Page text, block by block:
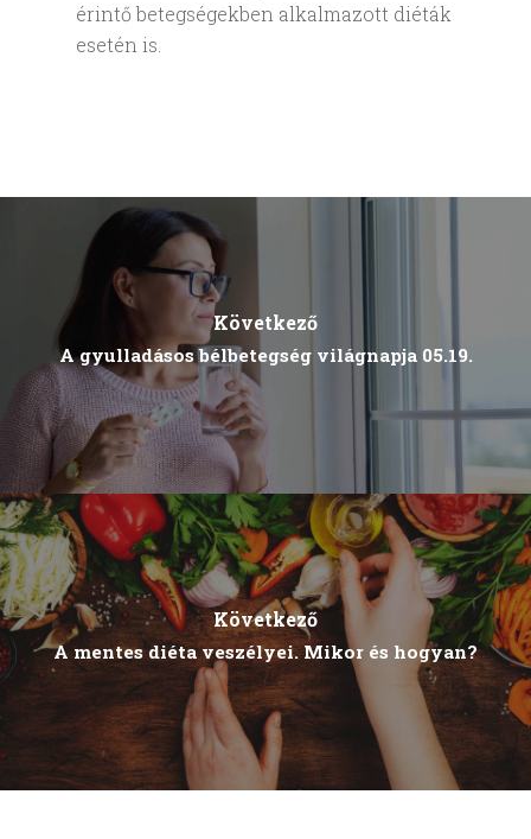
érintő betegségekben alkalmazott diéták
esetén is.
Következő
A gyulladásos bélbetegség világnapja 05.19.
Következő
A mentes diéta veszélyei. Mikor és hogyan?